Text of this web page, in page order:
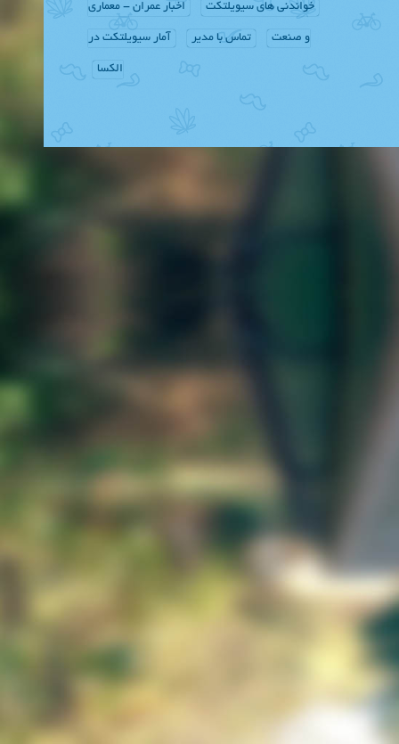
خواندنی های سیویلتکت اخبار عمران - معماری
و صنعت تماس با مدیر آمار سیویلتکت در
الکسا